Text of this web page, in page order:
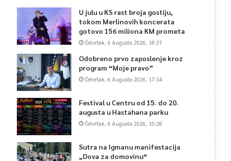
U julu u KS rast broja gostiju,
tokom Merlinovih koncerata
gotovo 156 miliona KM prometa
Četvrtak, 6 Augusta 2026, 18:37
Odobreno prvo zaposlenje kroz
program “Moje pravo”
Četvrtak, 6 Augusta 2026, 17:34
Festival u Centru od 15. do 20.
augusta u Hastahana parku
Četvrtak, 6 Augusta 2026, 15:28
Sutra na Igmanu manifestacija
„Dova za domovinu“